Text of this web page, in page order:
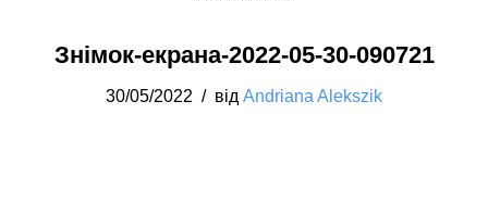
Знімок-екрана-2022-05-30-090721
30/05/2022 від Andriana Alekszik